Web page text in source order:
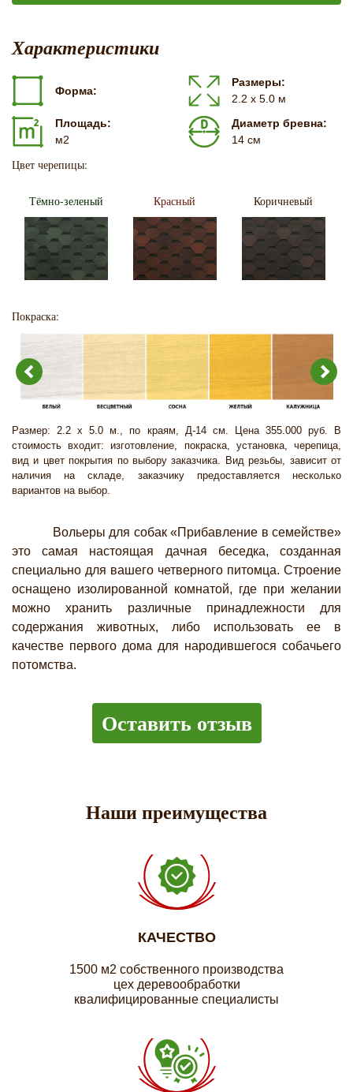
Характеристики
Форма:
Размеры:
2.2 х 5.0 м
Площадь:
м2
Диаметр бревна:
14 см
Цвет черепицы:
Тёмно-зеленый Красный Коричневый
Покраска:
Размер: 2.2 х 5.0 м., по краям, Д-14 см. Цена 355.000 руб. В
стоимость входит: изготовление, покраска, установка, черепица,
вид и цвет покрытия по выбору заказчика. Вид резьбы, зависит от
наличия на складе, заказчику предоставляется несколько
вариантов на выбор.
Вольеры для собак «Прибавление в семействе»
это самая настоящая дачная беседка, созданная
специально для вашего четверного питомца. Строение
оснащено изолированной комнатой, где при желании
можно хранить различные принадлежности для
содержания животных, либо использовать ее в
качестве первого дома для народившегося собачьего
потомства.
Оставить отзыв
Наши преимущества
КАЧЕСТВО
1500 м2 собственного производства
цех деревообработки
квалифицированные специалисты